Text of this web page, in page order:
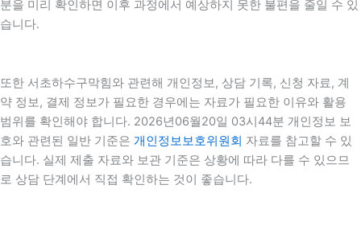
분을 미리 확인하면 이후 과정에서 예상하지 못한 불편을 줄일 수 있
습니다.
또한 서초하수구막힘와 관련해 개인정보, 상담 기록, 신청 자료, 계
약 정보, 결제 정보가 필요한 경우에는 자료가 필요한 이유와 활용
범위를 확인해야 합니다. 2026년06월20일 03시44분 개인정보 보
호와 관련된 일반 기준은 개인정보보호위원회 자료를 참고할 수 있
습니다. 실제 제출 자료와 보관 기준은 상황에 따라 다를 수 있으므
로 상담 단계에서 직접 확인하는 것이 좋습니다.